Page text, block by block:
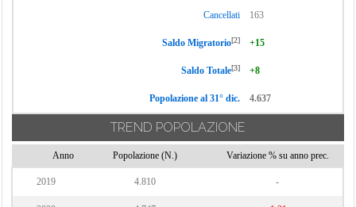
Cancellati 163
Saldo Migratorio[2] +15
Saldo Totale[3] +8
Popolazione al 31° dic. 4.637
TREND POPOLAZIONE
Anno Popolazione (N.) Variazione % su anno prec.
2019 4.810 -